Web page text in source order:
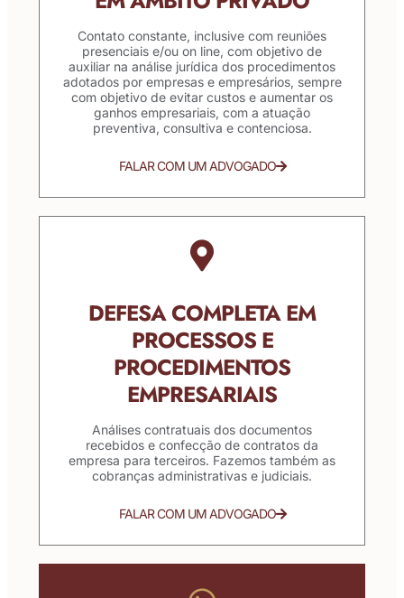
Contato constante, inclusive com reuniões
presenciais e/ou on line, com objetivo de
auxiliar na análise jurídica dos procedimentos
adotados por empresas e empresários, sempre
com objetivo de evitar custos e aumentar os
ganhos empresariais, com a atuação
preventiva, consultiva e contenciosa.
FALAR COM UM ADVOGADO
DEFESA COMPLETA EM
PROCESSOS E
PROCEDIMENTOS
EMPRESARIAIS
Análises contratuais dos documentos
recebidos e confecção de contratos da
empresa para terceiros. Fazemos também as
cobranças administrativas e judiciais.
FALAR COM UM ADVOGADO